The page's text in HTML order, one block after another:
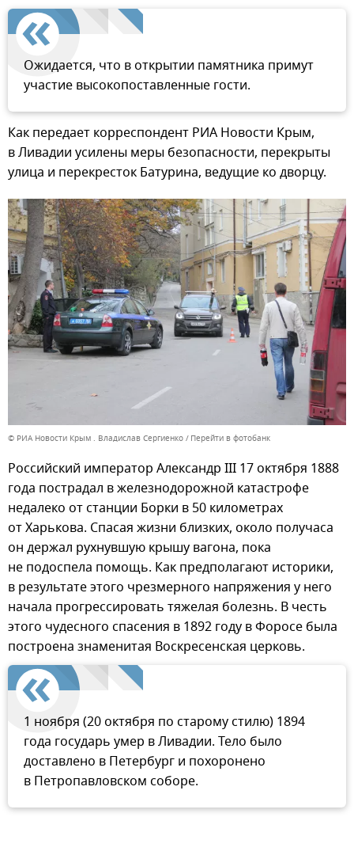
Ожидается, что в открытии памятника примут
участие высокопоставленные гости.
Как передает корреспондент РИА Новости Крым,
в Ливадии усилены меры безопасности, перекрыты
улица и перекресток Батурина, ведущие ко дворцу.
© РИА Новости Крым . Владислав Сергиенко Перейти в фотобанк
Российский император Александр III 17 октября 1888
года пострадал в железнодорожной катастрофе
недалеко от станции Борки в 50 километрах
от Харькова. Спасая жизни близких, около получаса
он держал рухнувшую крышу вагона, пока
не подоспела помощь. Как предполагают историки,
в результате этого чрезмерного напряжения у него
начала прогрессировать тяжелая болезнь. В честь
этого чудесного спасения в 1892 году в Форосе была
построена знаменитая Воскресенская церковь.
1 ноября (20 октября по старому стилю) 1894
года государь умер в Ливадии. Тело было
доставлено в Петербург и похоронено
в Петропавловском соборе.